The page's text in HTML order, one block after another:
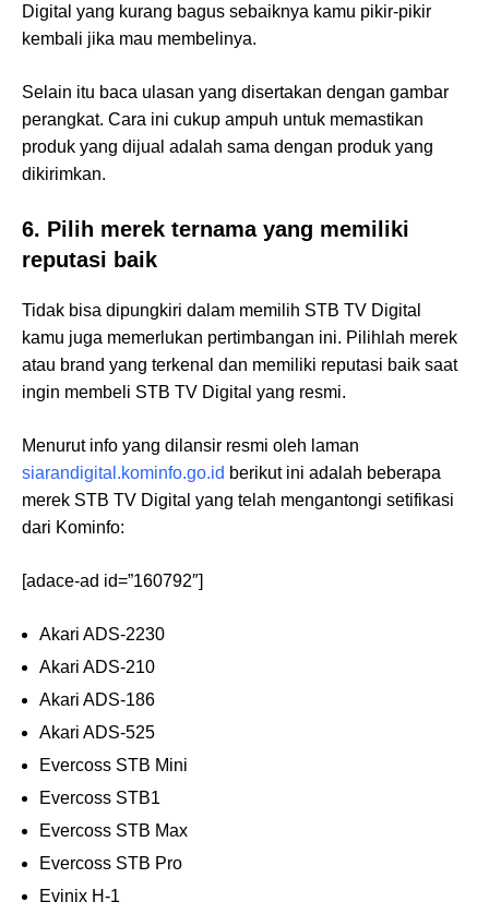
Digital yang kurang bagus sebaiknya kamu pikir-pikir
kembali jika mau membelinya.
Selain itu baca ulasan yang disertakan dengan gambar
perangkat. Cara ini cukup ampuh untuk memastikan
produk yang dijual adalah sama dengan produk yang
dikirimkan.
6. Pilih merek ternama yang memiliki
reputasi baik
Tidak bisa dipungkiri dalam memilih STB TV Digital
kamu juga memerlukan pertimbangan ini. Pilihlah merek
atau brand yang terkenal dan memiliki reputasi baik saat
ingin membeli STB TV Digital yang resmi.
Menurut info yang dilansir resmi oleh laman
siarandigital.kominfo.go.id berikut ini adalah beberapa
merek STB TV Digital yang telah mengantongi setifikasi
dari Kominfo:
[adace-ad id=”160792″]
Akari ADS-2230
Akari ADS-210
Akari ADS-186
Akari ADS-525
Evercoss STB Mini
Evercoss STB1
Evercoss STB Max
Evercoss STB Pro
Evinix H-1